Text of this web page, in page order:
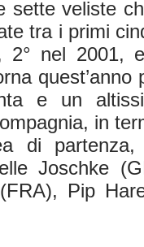
sette veliste
tra i primi
2° nel 2001,
e un
in
di partenza,
Joschke
Pip